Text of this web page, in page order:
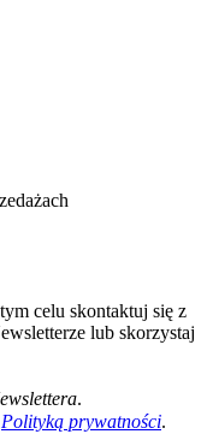
celu skontaktuj się z
lub skorzystaj
.
Polityką prywatności.